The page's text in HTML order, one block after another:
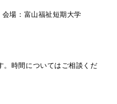
場：富山福祉短期大学
。時間についてはご相談くだ